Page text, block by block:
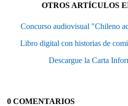
OTROS ARTÍCULOS
Concurso audiovisual "Chileno
Libro digital con historias de
Descargue la Carta
0 COMENTARIOS